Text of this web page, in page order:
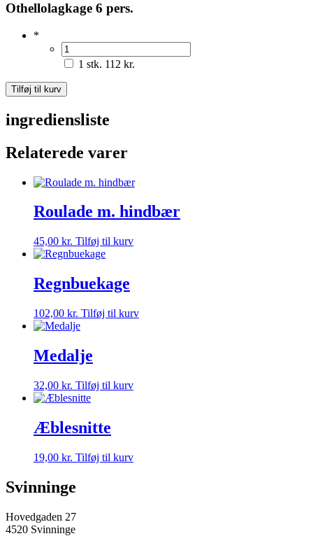
Othellolagkage 6 pers.
*
1 stk. 112 kr.
Othellolagkage
6
pers.
antal
Tilføj til kurv
ingrediensliste
Relaterede varer
Roulade m. hindbær
45,00 kr. Tilføj til kurv
Regnbuekage
102,00 kr. Tilføj til kurv
Medalje
32,00 kr. Tilføj til kurv
Æblesnitte
19,00 kr. Tilføj til kurv
Svinninge
Hovedgaden 27
4520 Svinninge